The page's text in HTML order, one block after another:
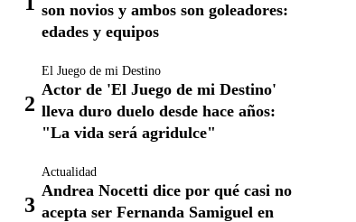
son novios y ambos son goleadores:
edades y equipos
El Juego de mi Destino
Actor de 'El Juego de mi Destino'
lleva duro duelo desde hace años:
"La vida será agridulce"
Actualidad
Andrea Nocetti dice por qué casi no
acepta ser Fernanda Samiguel en